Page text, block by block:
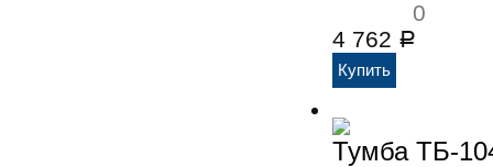
0
4 762 Р
Тумба ТБ-